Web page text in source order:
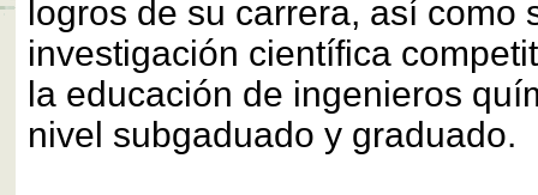
logros de su carrera, así como
investigación científica
la educación de ingenieros
nivel subgaduado y graduado.